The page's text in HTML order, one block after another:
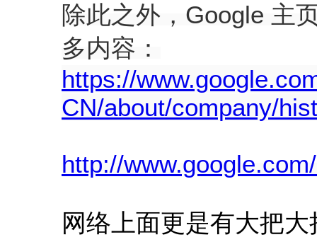
除此之外，Google 主
多内容：
https://
CN/about/company/
http://
网络上面更是有大把